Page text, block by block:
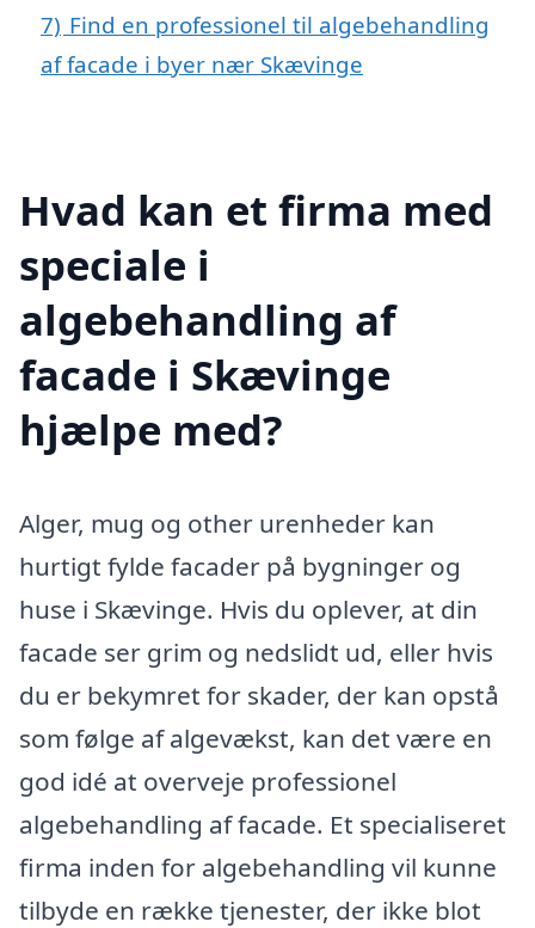
7) Find en professionel til algebehandling
af facade i byer nær Skævinge
Hvad kan et firma med
speciale i
algebehandling af
facade i Skævinge
hjælpe med?
Alger, mug og other urenheder kan
hurtigt fylde facader på bygninger og
huse i Skævinge. Hvis du oplever, at din
facade ser grim og nedslidt ud, eller hvis
du er bekymret for skader, der kan opstå
som følge af algevækst, kan det være en
god idé at overveje professionel
algebehandling af facade. Et specialiseret
firma inden for algebehandling vil kunne
tilbyde en række tjenester, der ikke blot